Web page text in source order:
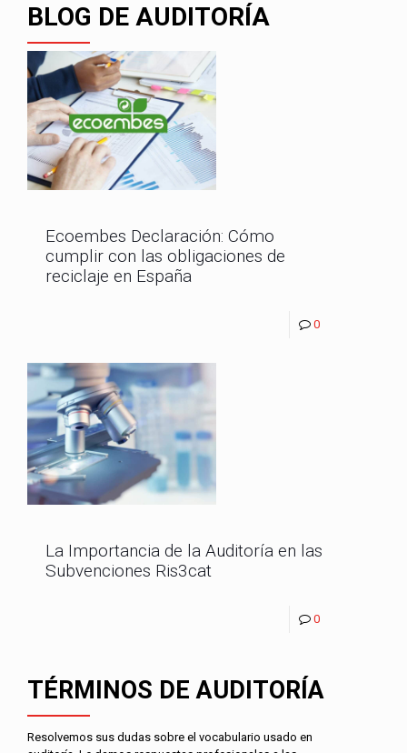
BLOG DE AUDITORÍA
Ecoembes Declaración: Cómo
cumplir con las obligaciones de
reciclaje en España
0
La Importancia de la Auditoría en las
Subvenciones Ris3cat
0
TÉRMINOS DE AUDITORÍA
Resolvemos sus dudas sobre el vocabulario usado en